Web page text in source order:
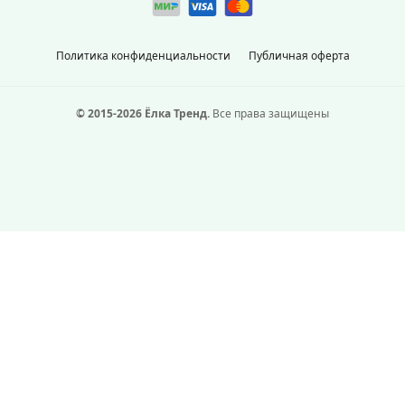
Политика конфиденциальности Публичная оферта
© 2015-2026 Ёлка Тренд. Все права защищены